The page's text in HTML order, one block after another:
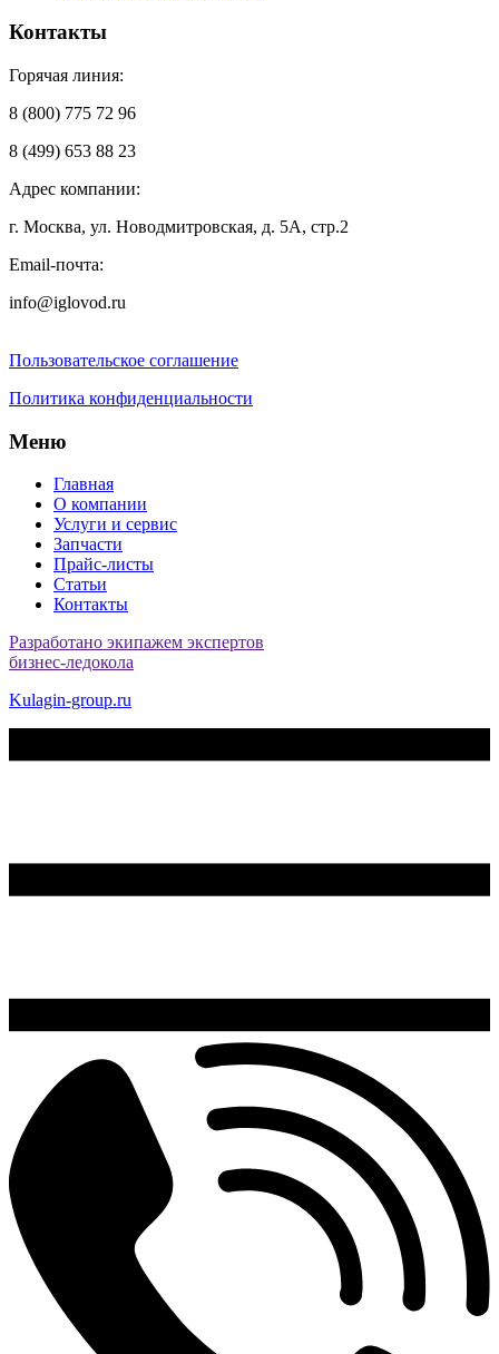
Контакты
Горячая линия:
8 (800) 775 72 96
8 (499) 653 88 23
Адрес компании:
г. Москва, ул. Новодмитровская, д. 5А, стр.2
Email-почта:
info@iglovod.ru
Пользовательское соглашение
Политика конфиденциальности
Меню
Главная
О компании
Услуги и сервис
Запчасти
Прайс-листы
Статьи
Контакты
Разработано экипажем экспертов
бизнес-ледокола
Kulagin-group.ru